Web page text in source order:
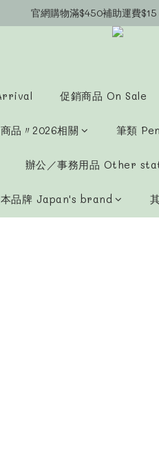
官網會員募集中~立即註冊即可獲
官網購物滿$450補助運費
官網購物超商郵寄滿$1200/宅配到
促銷商品 On Sale
品〃2026相關 筆類
辦公／事務用品 Other
本品牌 Japan's brand